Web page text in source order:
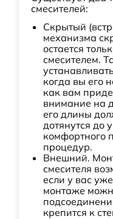
смесителей:
Скрытый
механизма
остается
смесителем.
когда вы его
как вам
внимание на
его длины
дотянутся до
комфортного
процедур.
Внешний.
смесителя
если у вас
монтаже
крепится к